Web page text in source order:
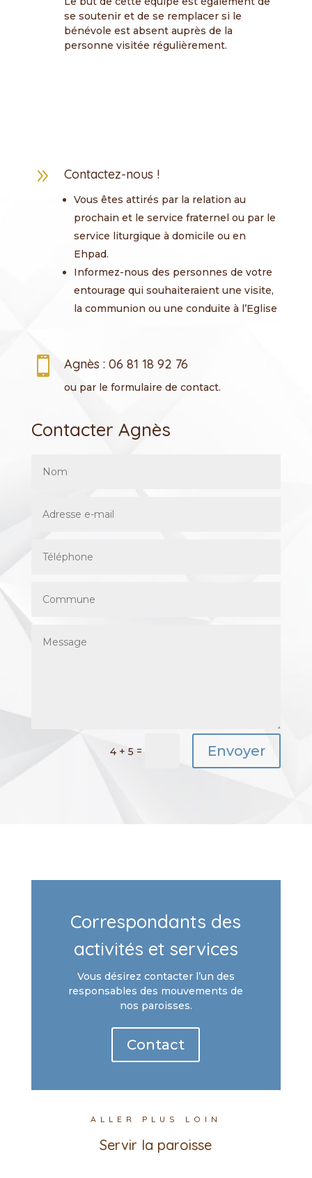
se soutenir et de se remplacer si le
bénévole est absent auprès de la
personne visitée régulièrement.
9 Contactez-nous !
Vous êtes attirés par la relation au
prochain et le service fraternel ou par le
service liturgique à domicile ou en
Ehpad.
Informez-nous des personnes de votre
entourage qui souhaiteraient une visite,
la communion ou une conduite à l’Eglise
 Agnès : 06 81 18 92 76
ou par le formulaire de contact.
Contacter Agnès
4 + 5 = Envoyer
Correspondants des
activités et services
Vous désirez contacter l’un des
responsables des mouvements de
nos paroisses.
Contact
ALLER PLUS LOIN
Servir la paroisse